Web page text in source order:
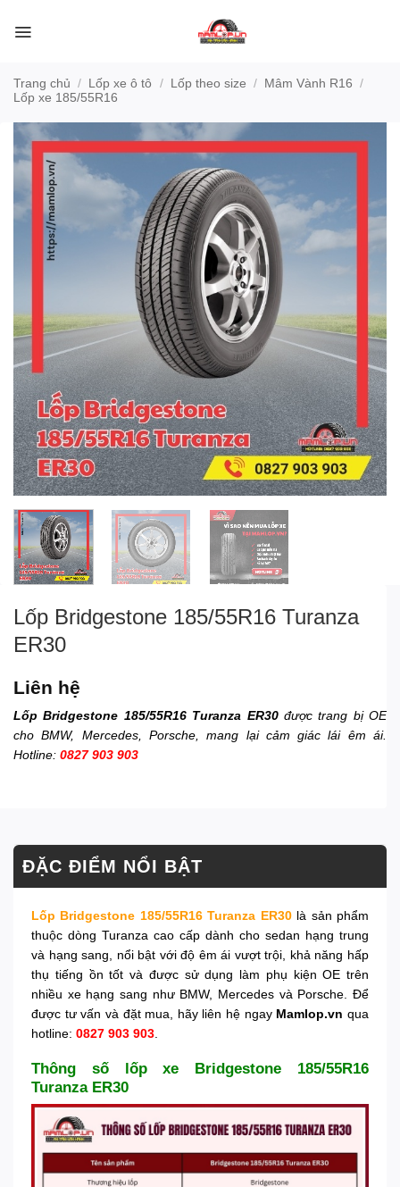
qua
Trang chủ / Lốp xe ô tô / Lốp theo size / Mâm Vành R16 /
Lốp xe 185/55R16
Lốp Bridgestone 185/55R16 Turanza
ER30
Liên hệ
Lốp Bridgestone 185/55R16 Turanza ER30được trang bị OE
cho BMW, Mercedes, Porsche, mang lại cảm giác lái êm ái.
Hotline: 0827 903 903
ĐẶC ĐIỂM NỔI BẬT
Lốp Bridgestone 185/55R16 Turanza ER30là sản phẩm
thuộc dòng Turanza cao cấp dành cho sedan hạng trung
và hạng sang, nổi bật với độ êm ái vượt trội, khả năng hấp
thụ tiếng ồn tốt và được sử dụng làm phụ kiện OE trên
nhiều xe hạng sang như BMW, Mercedes và Porsche. Để
được tư vấn và đặt mua, hãy liên hệ ngay Mamlop.vn qua
hotline: 0827 903 903
Thông số lốp xe Bridgestone 185/55R16
Turanza ER30